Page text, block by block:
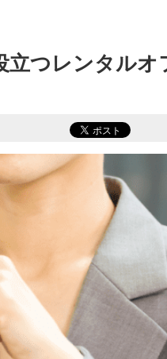
立つレンタルオ